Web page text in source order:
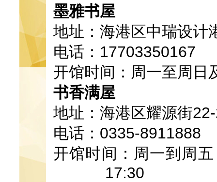
墨雅书屋
地址：海港区中瑞设计
电话：17703350167
开馆时间：周一至周日
书香满屋
地址：海港区耀源街
电话：0335-8911888
开馆时间：周一到周
17:30